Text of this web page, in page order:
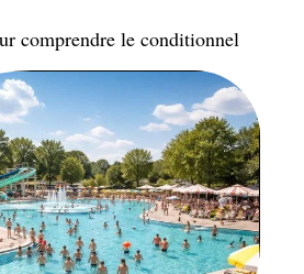
comprendre le conditionnel